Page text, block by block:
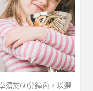
須於60分鐘內，以選